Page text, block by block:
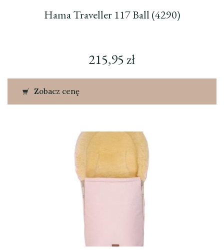
Hama Traveller 117 Ball (4290)
215,95zł
Zobacz cenę